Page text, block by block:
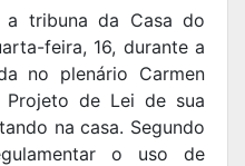
a tribuna da Casa do
feira, 16, durante a
no plenário Carmen
de Lei de sua
na casa. Segundo
o uso de